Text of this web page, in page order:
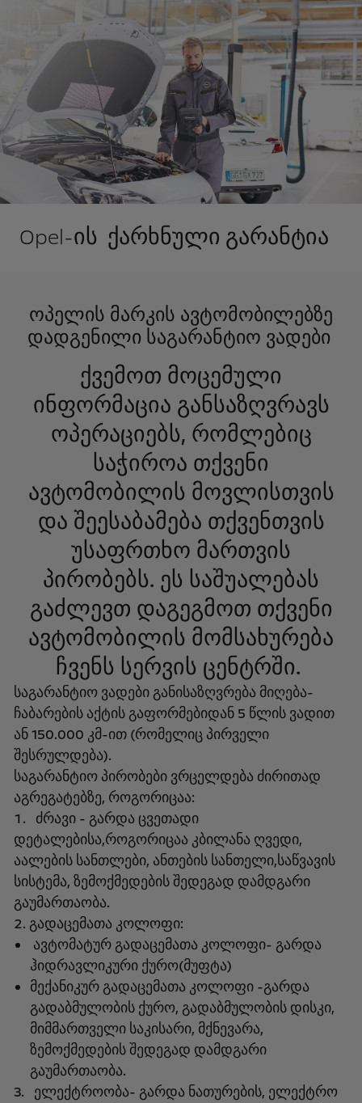
Opel-ის ქარხნული გარანტია
ოპელის მარკის ავტომობილებზე
დადგენილი საგარანტიო ვადები
ქვემოთ მოცემული
ინფორმაცია განსაზღვრავს
ოპერაციებს, რომლებიც
საჭიროა თქვენი
ავტომობილის მოვლისთვის
და შეესაბამება თქვენთვის
უსაფრთხო მართვის
პირობებს. ეს საშუალებას
გაძლევთ დაგეგმოთ თქვენი
ავტომობილის მომსახურება
ჩვენს სერვის ცენტრში.
საგარანტიო ვადები განისაზღვრება მიღება-
ჩაბარების აქტის გაფორმებიდან 5 წლის ვადით
ან 150.000 კმ-ით (რომელიც პირველი
შესრულდება).
საგარანტიო პირობები ვრცელდება ძირითად
აგრეგატებზე, როგორიცაა:
ძრავი - გარდა ცვეთადი
დეტალებისა,როგორიცაა კბილანა ღვედი,
აალების სანთლები, ანთების სანთელი,საწვავის
სისტემა, ზემოქმედების შედეგად დამდგარი
გაუმართაობა.
გადაცემათა კოლოფი:
ავტომატურ გადაცემათა კოლოფი- გარდა
ჰიდრავლიკური ქურო(მუფტა)
მექანიკურ გადაცემათა კოლოფი -გარდა
გადაბმულობის ქურო, გადაბმულობის დისკი,
მიმმართველი საკისარი, მქნევარა,
ზემოქმედების შედეგად დამდგარი
გაუმართაობა.
3. ელექტროობა- გარდა ნათურების, ელექტრო